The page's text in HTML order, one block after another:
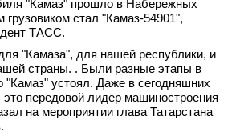
"Камаз" прошло в Набережных
стал "Камаз-54901",
ТАСС.
"Камаза", для нашей республики, и
страны. . Были разные этапы в
"Камаз" устоял. Даже в сегодняшних
передовой лидер машиностроения
на мероприятии глава Татарстана